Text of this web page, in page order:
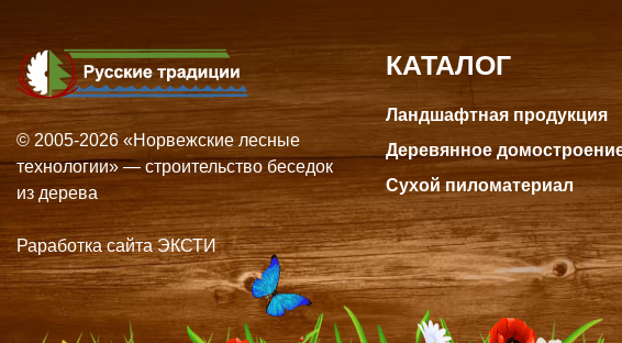
КАТАЛОГ
Ландшафтная продукция
Деревянное
Сухой пиломатериал
© 2005-2026 «Норвежские лесные
технологии» — строительство беседок
из дерева
Раработка сайта ЭКСТИ